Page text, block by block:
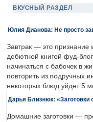
ВКУСНЫЙ РАЗДЕЛ
Юлия Дианова: Не просто
Завтрак — это признание
дебютной книгой фуд-
начинаться с бабочек в
повторить из подручных
некоторых блюд уйдет 5
Дарья Близнюк: «Заготовки
Домашние заготовки —